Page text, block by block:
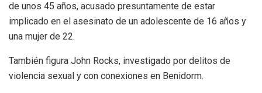
de unos 45 años, acusado presuntamente de estar
implicado en el asesinato de un adolescente de 16 años y
una mujer de 22.
También figura John Rocks, investigado por delitos de
violencia sexual y con conexiones en Benidorm.